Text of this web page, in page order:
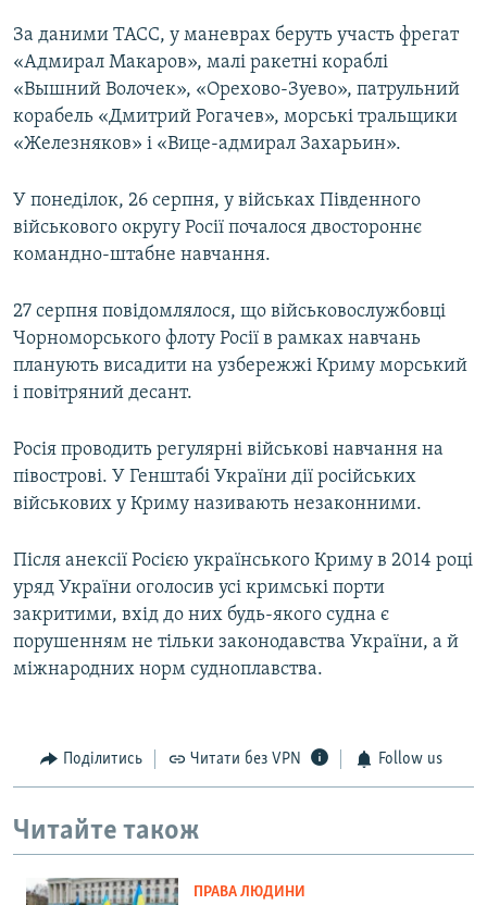
За даними ТАСС, у маневрах беруть участь фрегат
«Адмирал Макаров», малі ракетні кораблі
«Вышний Волочек», «Орехово-Зуево», патрульний
корабель «Дмитрий Рогачев», морські тральщики
«Железняков» і «Вице-адмирал Захарьин».
У понеділок, 26 серпня, у військах Південного
військового округу Росії почалося двостороннє
командно-штабне навчання.
27 серпня повідомлялося, що військовослужбовці
Чорноморського флоту Росії в рамках навчань
планують висадити на узбережжі Криму морський
і повітряний десант.
Росія проводить регулярні військові навчання на
півострові. У Генштабі України дії російських
військових у Криму називають незаконними.
Після анексії Росією українського Криму в 2014 році
уряд України оголосив усі кримські порти
закритими, вхід до них будь-якого судна є
порушенням не тільки законодавства України, а й
міжнародних норм судноплавства.
Поділитись Читати без VPN Follow us
Читайте також
ПРАВА ЛЮДИНИ